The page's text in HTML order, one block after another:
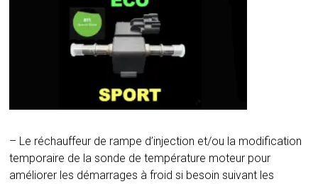
– Le réchauffeur de rampe d’injection et/ou la modification
temporaire de la sonde de température moteur pour
améliorer les démarrages à froid si besoin suivant les